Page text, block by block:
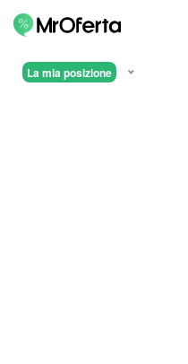
La mia posizione